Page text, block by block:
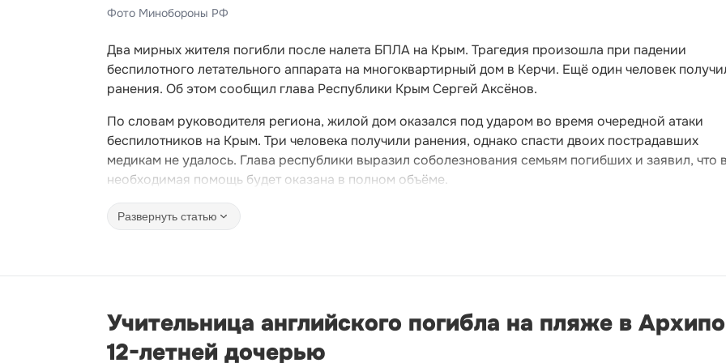
Фото Минобороны РФ
Два мирных жителя погибли после налета БПЛА на Крым. Трагедия произошла при падении
беспилотного летательного аппарата на многоквартирный дом в Керчи. Ещё один человек
ранения. Об этом сообщил глава Республики Крым Сергей Аксёнов.
По словам руководителя региона, жилой дом оказался под ударом во время очередной атаки
беспилотников на Крым. Три человека получили ранения, однако спасти двоих пострадавших
медикам не удалось. Глава республики выразил соболезнования семьям погибших и заявил, что
необходимая помощь будет оказана в полном объёме.
Развернуть статью
Учительница английского погибла на пляже в
12-летней дочерью